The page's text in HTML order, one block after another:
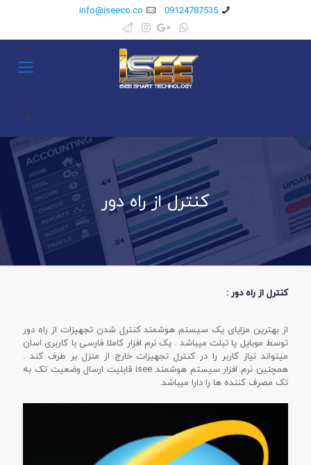
09124787535
info@iseeco.co
کنترل از راه دور
کنترل از راه دور :
از بهترین مزایای یک سیستم هوشمند کنترل شدن تجهیزات از راه دور
توسط موبایل یا تبلت میباشد . یک نرم افزار کاملا فارسی با کاربری اسان
میتواند نیاز کاربر را در کنترل تجهیزات خارج از منزل بر طرف کند .
همچنین نرم افزار سیستم هوشمند isee قابلیت ارسال وضعیت تک به
تک مصرف کننده ها را دارا میباشد.